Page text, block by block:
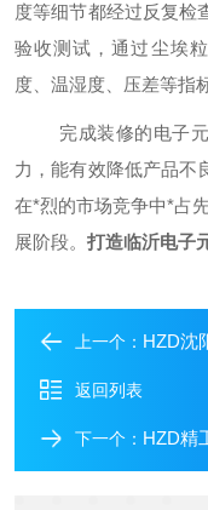
度等细节都经过反复检
验收测试，通过尘埃
度、温湿度、压差等指
完成装修的电子
力，能有效降低产品不
在*烈的市场竞争中*占
展阶段。 打造临沂电子
上一个： HZD沈
返回列表
下一个： HZD精